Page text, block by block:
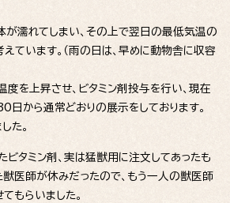
が濡れてしまい、その上で翌日の最低気温の
ています。（雨の日は、早めに動物舎に収容
を上昇させ、ビタミン剤投与を行い、現在
日から通常どおりの展示をしております。
た。
ビタミン剤、実は猛獣用に注文してあったも
医師が休みだったので、もう一人の獣医師
もらいました。